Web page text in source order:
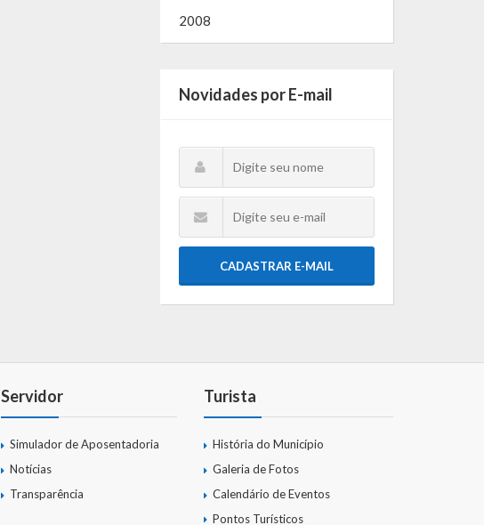
2008
Novidades por E-mail
CADASTRAR E-MAIL
Servidor
Simulador de Aposentadoria
Notícias
Transparência
Turista
História do Município
Galeria de Fotos
Calendário de Eventos
Pontos Turísticos